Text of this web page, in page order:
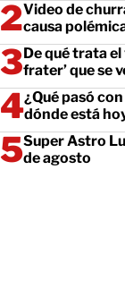
Video de
causa
De qué trata
frater’ que se
¿Qué pasó
dónde está
Super Astro
de agosto